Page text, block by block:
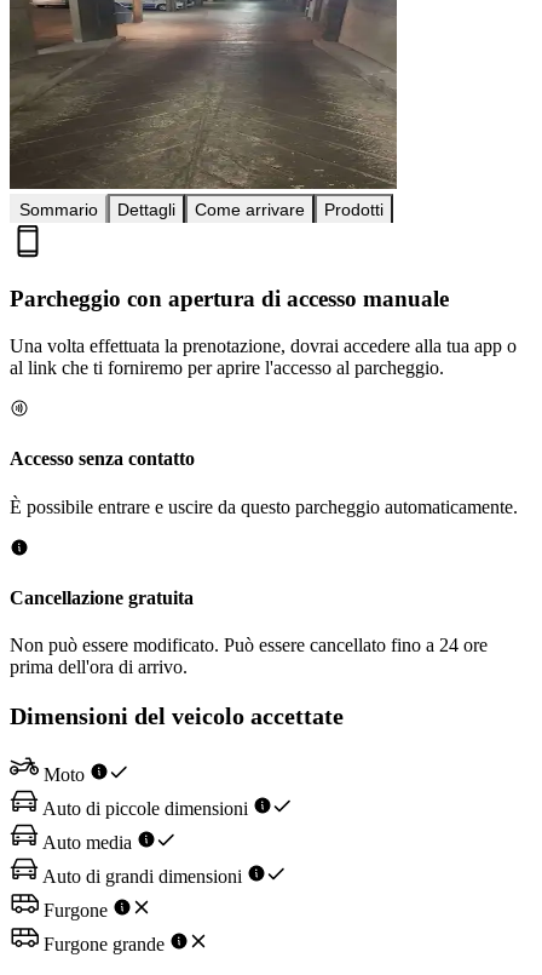
Sommario Dettagli Come arrivare Prodotti
Parcheggio con apertura di accesso manuale
Una volta effettuata la prenotazione, dovrai accedere alla tua app o
al link che ti forniremo per aprire l'accesso al parcheggio.
Accesso senza contatto
È possibile entrare e uscire da questo parcheggio automaticamente.
Cancellazione gratuita
Non può essere modificato. Può essere cancellato fino a 24 ore
prima dell'ora di arrivo.
Dimensioni del veicolo accettate
Moto
Auto di piccole dimensioni
Auto media
Auto di grandi dimensioni
Furgone
Furgone grande